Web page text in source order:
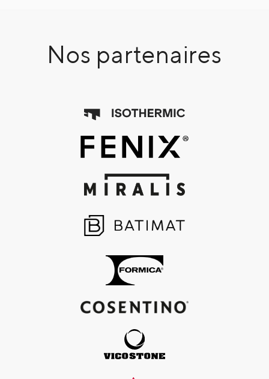
Nos partenaires